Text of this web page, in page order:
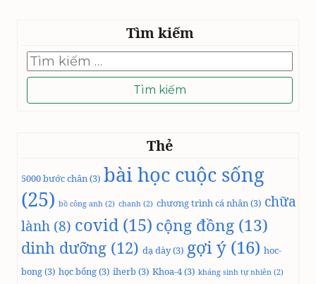
Tìm kiếm
Tìm
kiếm
cho:
Thẻ
5000 bước chân(3) bài học cuộc sống
(25) bồ công anh (2) chanh (2) chương trình cá nhân(3) chữa
lành (8) covid (15) cộng đồng (13)
dinh dưỡng (12) dạ dày(3) gợi ý (16) hoc-
bong(3) học bổng(3) iherb(3) Khoa-4(3) kháng sinh tự nhiên (2)